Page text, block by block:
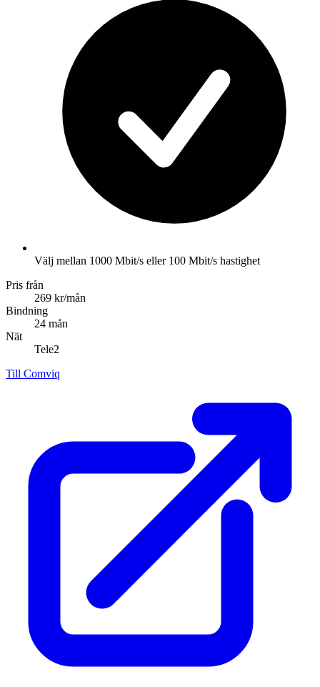
Välj mellan 1000 Mbit/s eller 100 Mbit/s hastighet
Pris från
269 kr/mån
Bindning
24 mån
Nät
Tele2
Till Comviq